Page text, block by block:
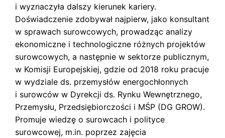
i wyznaczyła dalszy kierunek kariery.
Doświadczenie zdobywał najpierw, jako konsultant
w sprawach surowcowych, prowadząc analizy
ekonomiczne i technologiczne różnych projektów
surowcowych, a następnie w sektorze publicznym,
w Komisji Europejskiej, gdzie od 2018 roku pracuje
w wydziale ds. przemysłów energochłonnych
i surowców w Dyrekcji ds. Rynku Wewnętrznego,
Przemysłu, Przedsiębiorczości i MŚP (DG GROW).
Promuje wiedzę o surowcach i polityce
surowcowej, m.in. poprzez zajęcia